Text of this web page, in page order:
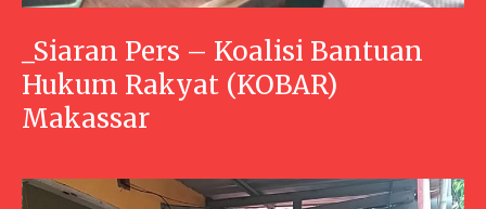
_Siaran Pers – Koalisi Bantuan
Hukum Rakyat (KOBAR)
Makassar